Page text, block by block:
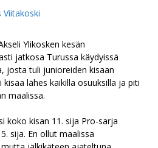
Viitakoski
Ylikosken kesän
jatkosa Turussa käydyissä
josta tuli junioreiden kisaan
lähes kaikilla osuuksilla ja piti
maalissa.
koko kisan 11. sija Pro-sarja
sija. En ollut maalissa